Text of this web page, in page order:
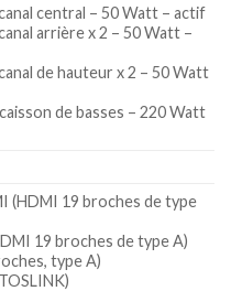
central – 50 Watt – actif
arrière x 2 – 50 Watt –
de hauteur x 2 – 50 Watt
de basses – 220 Watt
(HDMI 19 broches de type
19 broches de type A)
type A)